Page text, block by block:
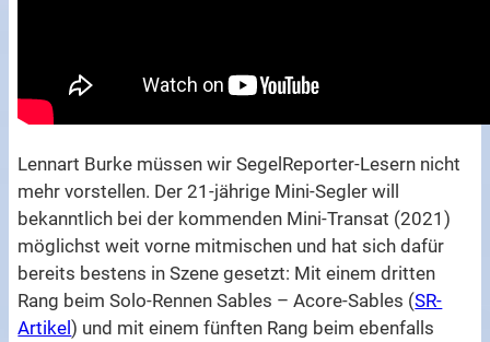
Lennart Burke müssen wir SegelReporter-Lesern nicht
mehr vorstellen. Der 21-jährige Mini-Segler will
bekanntlich bei der kommenden Mini-Transat (2021)
möglichst weit vorne mitmischen und hat sich dafür
bereits bestens in Szene gesetzt: Mit einem dritten
Rang beim Solo-Rennen Sables – Acore-Sables (SR-
Artikel) und mit einem fünften Rang beim ebenfalls